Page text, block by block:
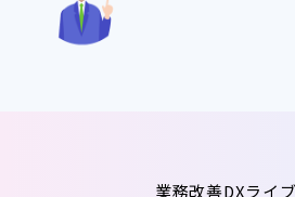
業務改善DXライ